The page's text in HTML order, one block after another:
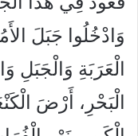
وَادْخُلُوا جَبَلَ
الْعَرَبَةِ
الْبَحْرِ، أَرْضَ